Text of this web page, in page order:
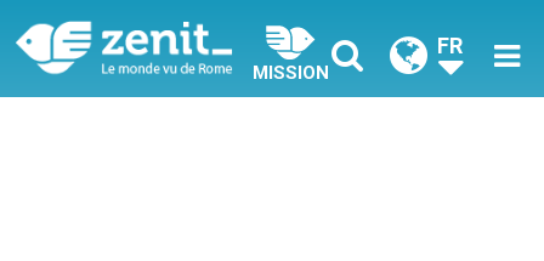
MISSION
FR